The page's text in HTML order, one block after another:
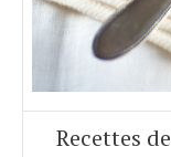
Recettes